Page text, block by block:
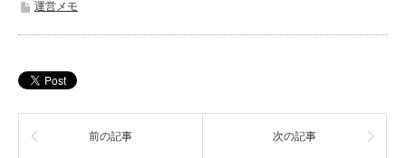
運営メモ
前の記事 次の記事